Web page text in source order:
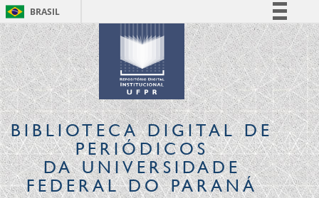
BRASIL
Simplifique!
Comunica BR
Participe
Acesso à informação
Legislação
Canais
BIBLIOTECA DIGITALDE
PERIÓDICOS
DA UNIVERSIDADE
FEDERAL DO PARANÁ